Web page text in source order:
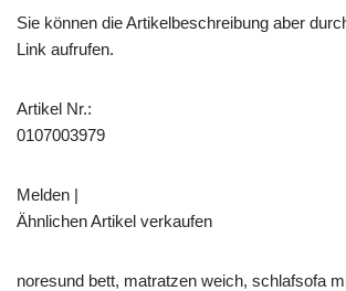
Sie können die Artikelbeschreibung aber
Link aufrufen.
Artikel Nr.:
0107003979
Melden |
Ähnlichen Artikel verkaufen
noresund bett, matratzen weich, schlafsofa